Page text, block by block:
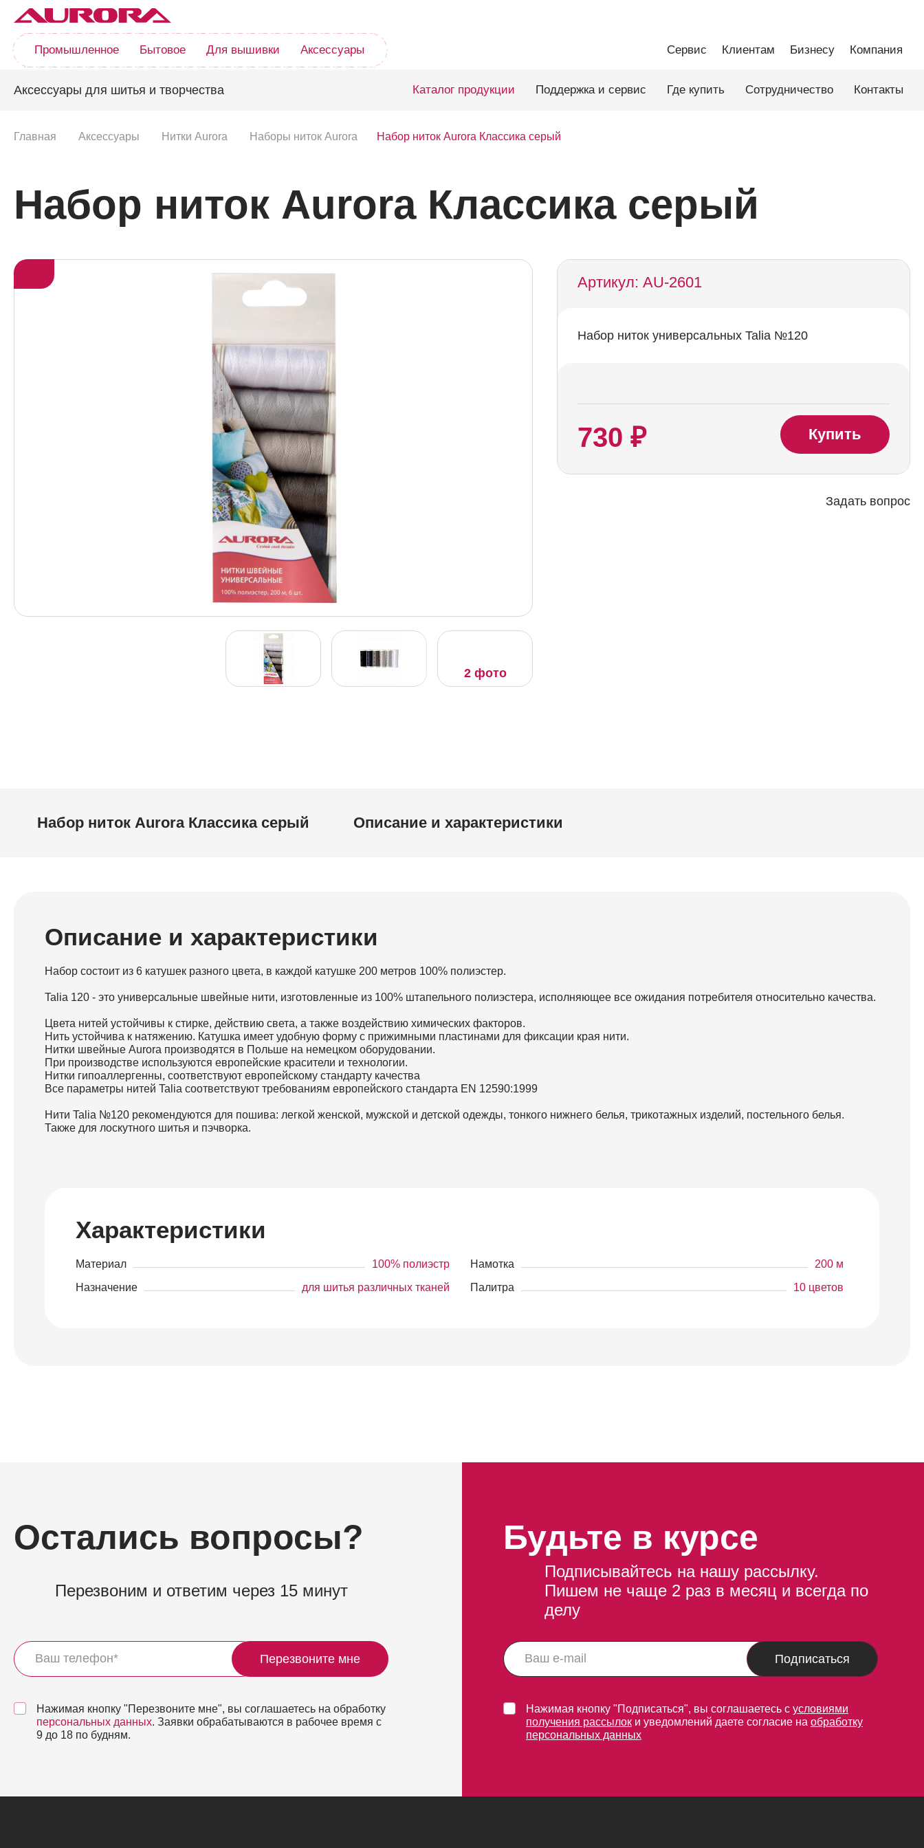
Промышленное Бытовое Для вышивки Аксессуары Сервис Клиентам Бизнесу Компания
Аксессуары для шитья и творчества Каталог продукции Поддержка и сервис Где купить Сотрудничество Контакты
Главная Аксессуары Нитки Aurora Наборы ниток Aurora Набор ниток Aurora Классика серый
Набор ниток Aurora Классика серый
2 фото
Артикул: AU-2601
Набор ниток универсальных Talia №120
730 ₽ Купить
Задать вопрос
Набор ниток Aurora Классика серый Описание и характеристики
Описание и характеристики
Набор состоит из 6 катушек разного цвета, в каждой катушке 200 метров 100% полиэстер.
Talia 120 - это универсальные швейные нити, изготовленные из 100% штапельного полиэстера, исполняющее все ожидания потребителя относительно качества.
Цвета нитей устойчивы к стирке, действию света, а также воздействию химических факторов.
Нить устойчива к натяжению. Катушка имеет удобную форму с прижимными пластинами для фиксации края нити.
Нитки швейные Aurora производятся в Польше на немецком оборудовании.
При производстве используются европейские красители и технологии.
Нитки гипоаллергенны, соответствуют европейскому стандарту качества
Все параметры нитей Talia соответствуют требованиям европейского стандарта EN 12590:1999
Нити Talia №120 рекомендуются для пошива: легкой женской, мужской и детской одежды, тонкого нижнего белья, трикотажных изделий, постельного белья.
Также для лоскутного шитья и пэчворка.
Характеристики
Материал 100% полиэстр Намотка
200 м
Назначение
для шитья различных тканей Палитра 10 цветов
Остались вопросы?
Перезвоним и ответим через 15 минут
Перезвоните мне
Нажимая кнопку "Перезвоните мне", вы соглашаетесь на обработку
персональных данных. Заявки обрабатываются в рабочее время с
9 до 18 по будням.
Будьте в курсе
Подписывайтесь на нашу рассылку.
Пишем не чаще 2 раз в месяц и всегда по
делу
Подписаться
Нажимая кнопку "Подписаться", вы соглашаетесь с условиями
получения рассылок и уведомлений даете согласие на обработку
персональных данных